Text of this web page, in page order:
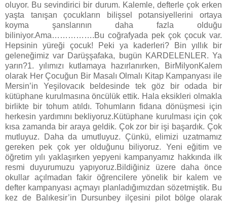
oluyor. Bu sevindirici bir durum. Kalemle, defterle çok erken
yaşta tanışan çocukların bilişsel potansiyellerini ortaya
koyma şanslarının daha fazla olduğu
biliniyor.Ama…………….Bu coğrafyada pek çok çocuk var.
Hepsinin yüreği çocuk! Peki ya kaderleri? Bin yıllık bir
geleneğimiz var Darüşşafaka, bugün KARDELENLER. Ya
yarın?1. yılımızı kutlamaya hazırlanırken, BirMilyonKalem
olarak Her Çocuğun Bir Masalı Olmalı Kitap Kampanyası ile
Mersin’in Yeşilovacık beldesinde tek göz bir odada bir
kütüphane kurulmasına öncülük ettik. Hala eksikleri olmakla
birlikte bir tohum atıldı. Tohumların fidana dönüşmesi için
herkesin yardımını bekliyoruz.Kütüphane kurulması için çok
kısa zamanda bir araya geldik. Çok zor bir işi başardık. Çok
mutluyuz. Daha da umutluyuz. Çünkü, elimizi uzatmamız
gereken pek çok yer olduğunu biliyoruz. Yeni eğitim ve
öğretim yılı yaklaşırken yepyeni kampanyamız hakkında ilk
resmi duyurumuzu yapıyoruz.Bildiğiniz üzere daha önce
okullar açılmadan fakir öğrencilere yönelik bir kalem ve
defter kampanyası açmayı planladığımızdan sözetmiştik. Bu
kez de Balıkesir’in Dursunbey ilçesini pilot bölge olarak